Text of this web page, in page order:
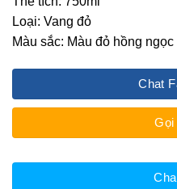
Loại: Vang đỏ
Màu sắc: Màu đỏ hồng ngọc
Chat
Gọi